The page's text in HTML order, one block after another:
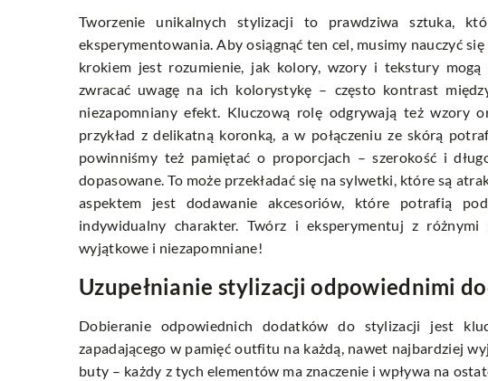
Tworzenie unikalnych stylizacji to prawdziwa sztuka,
eksperymentowania. Aby osiągnąć ten cel, musimy nauczyć
krokiem jest rozumienie, jak kolory, wzory i tekstury mogą
zwracać uwagę na ich kolorystykę – często kontrast
niezapomniany efekt. Kluczową rolę odgrywają też wzory
przykład z delikatną koronką, a w połączeniu ze skórą
powinniśmy też pamiętać o proporcjach – szerokość i
dopasowane. To może przekładać się na sylwetki, które są
aspektem jest dodawanie akcesoriów, które potrafią
indywidualny charakter. Twórz i eksperymentuj z
wyjątkowe i niezapomniane!
Uzupełnianie stylizacji odpowiednimi
Dobieranie odpowiednich dodatków do stylizacji jest
zapadającego w pamięć outfitu na każdą, nawet najbardziej
buty – każdy z tych elementów ma znaczenie i wpływa na